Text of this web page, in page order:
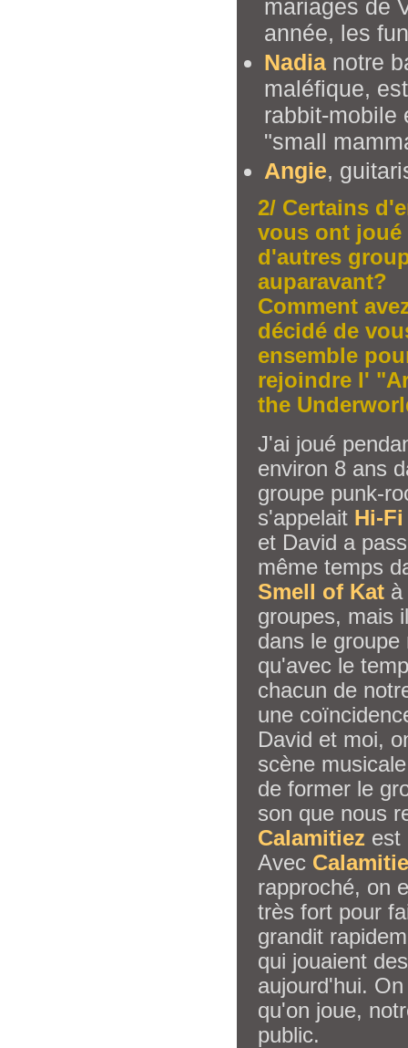
mariages de
année, les
Nadia notre
maléfique,
rabbit-mobile
"small
Angie,
2/ Certains
vous ont joué
d'autres
auparavant?
Comment
décidé de
ensemble
rejoindre l'
the
J'ai joué
environ 8 ans
groupe punk-
s'appelait Hi-
et David a
même temps
Smell of Kat à
groupes, mais
dans le
qu'avec le
chacun de
une
David et moi,
scène
de former le
son que nous
Calamitiez est
Avec
rapproché, on
très fort pour
grandit
qui jouaient
aujourd'hui.
qu'on joue,
public.